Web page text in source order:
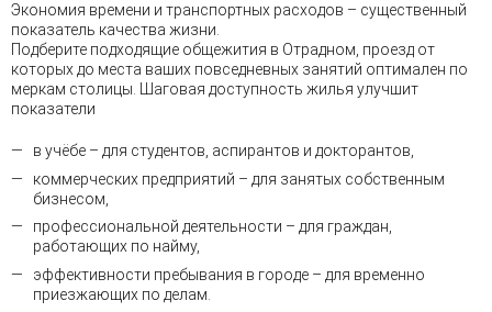
Экономия времени и транспортных расходов – существенный
показатель качества жизни.
Подберите подходящие общежития в Отрадном, проезд от
которых до места ваших повседневных занятий оптимален по
меркам столицы. Шаговая доступность жилья улучшит
показатели
в учёбе – для студентов, аспирантов и докторантов,
коммерческих предприятий – для занятых собственным
бизнесом,
профессиональной деятельности – для граждан,
работающих по найму,
эффективности пребывания в городе – для временно
приезжающих по делам.